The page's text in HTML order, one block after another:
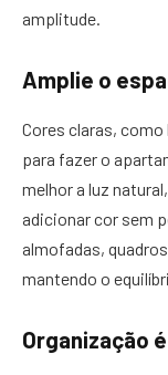
amplitude.
Amplie o
Cores claras,
para fazer o
melhor a luz
adicionar cor sem
almofadas,
mantendo o
Organização